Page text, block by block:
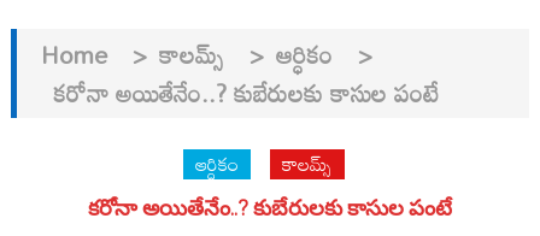
Home > కాలమ్స్ > ఆర్ధికం >
కరోనా అయితేనేం..? కుబేరులకు కాసుల పంటే
ఆర్ధికం కాలమ్స్
కరోనా అయితేనేం..? కుబేరులకు కాసుల పంటే